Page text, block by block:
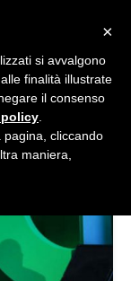
×
si avvalgono
finalità illustrate
il consenso
cliccando
maniera,